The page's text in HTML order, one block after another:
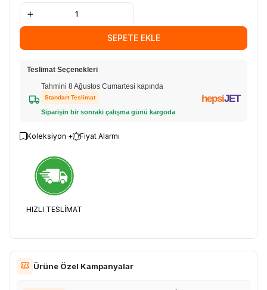
SEPETE EKLE
Teslimat Seçenekleri
Tahmini 8 Ağustos Cumartesi kapında
Standart Teslimat
Siparişin bir sonraki çalışma günü kargoda
hepsiJET
Koleksiyon + Fiyat Alarmı
HIZLI TESLİMAT
Ürüne Özel Kampanyalar